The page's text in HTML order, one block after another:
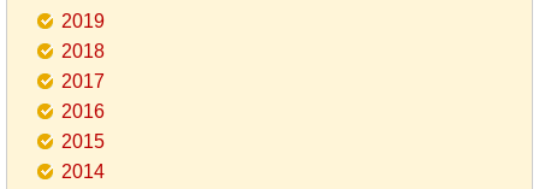
2019
2018
2017
2016
2015
2014